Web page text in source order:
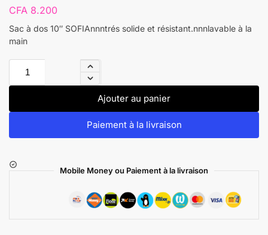
CFA 8.200
Sac à dos 10″ SOFIAnnntrés solide et résistant.nnnlavable à la
main
Ajouter au panier
Paiement à la livraison
Mobile Money ou Paiement à la livraison